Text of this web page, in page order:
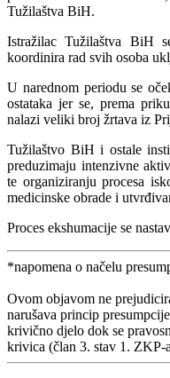
Tužilaštva BiH.
Istražilac Tužilaštva BiH
koordinira rad svih osoba
U narednom periodu se
ostataka jer se, prema
nalazi veliki broj žrtava iz
Tužilaštvo BiH i ostale
preduzimaju intenzivne
te organiziranju procesa
medicinske obrade i
Proces ekshumacije se
*napomena o načelu
Ovom objavom ne
narušava princip
krivično djelo dok se
krivica (član 3. stav 1. ZKP-